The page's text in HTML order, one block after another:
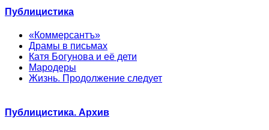
Публицистика
«Коммерсантъ»
Драмы в письмах
Катя Богунова и её дети
Мародеры
Жизнь. Продолжение следует
Публицистика. Архив